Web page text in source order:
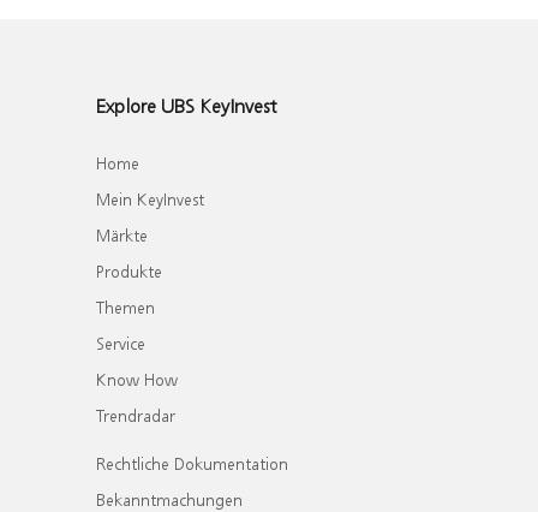
Explore UBS KeyInvest
Home
Mein KeyInvest
Märkte
Produkte
Themen
Service
Know How
Trendradar
Rechtliche Dokumentation
Bekanntmachungen